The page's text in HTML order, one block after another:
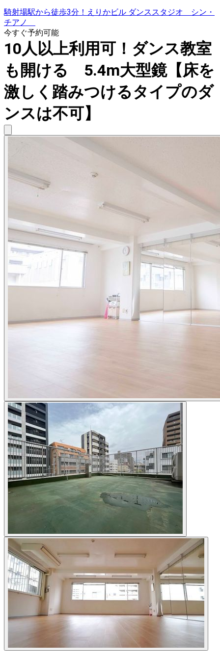
騎射場駅から徒歩3分！えりかビル ダンススタジオ シン・
チアノ
今すぐ予約可能
10人以上利用可！ダンス教室
も開ける 5.4m大型鏡【床を
激しく踏みつけるタイプのダ
ンスは不可】